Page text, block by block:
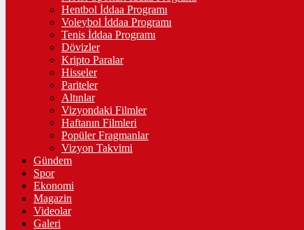
Hentbol İddaa Programı
Voleybol İddaa Programı
Tenis İddaa Programı
Dövizler
Kripto Paralar
Hisseler
Pariteler
Altınlar
Vizyondaki Filmler
Haftanın Filmleri
Popüler Fragmanlar
Vizyon Takvimi
Gündem
Spor
Ekonomi
Magazin
Videolar
Galeri